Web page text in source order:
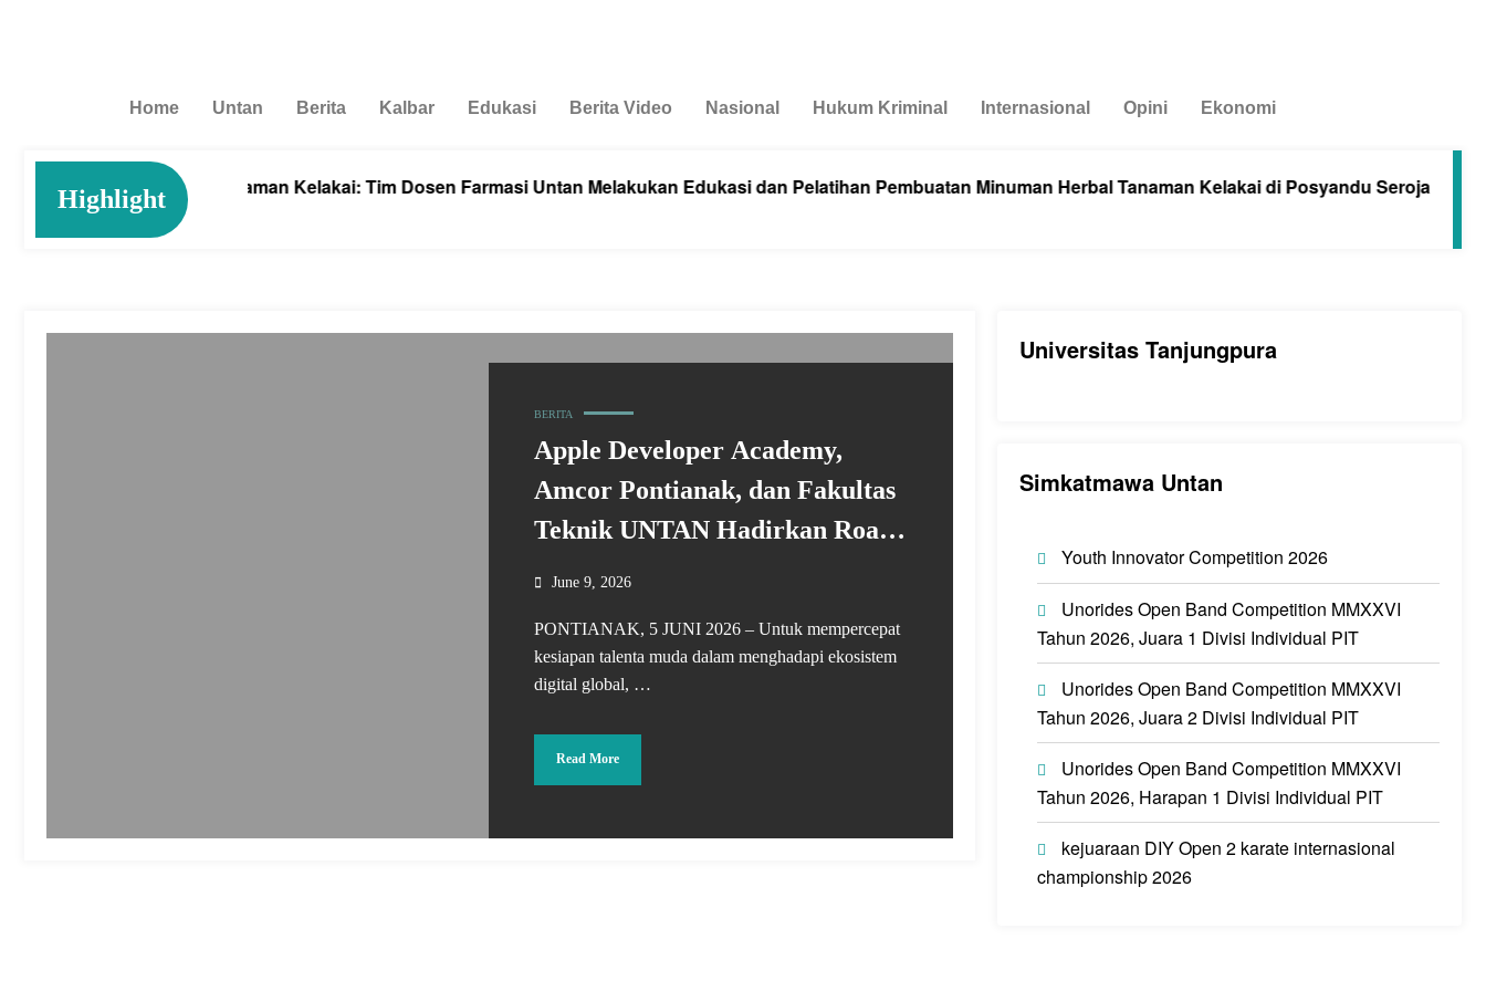
Home Untan Berita Kalbar Edukasi Berita Video Nasional Hukum Kriminal Internasional Opini Ekonomi
Highlight
Anemia dengan Tanaman Kelakai: Tim Dosen Farmasi Untan Melakukan Edukasi dan Pelatihan Pembuatan Minuman Herbal Tanaman Kelakai di Posyandu Seroja Sungai
4, 2026
BERITA
Apple Developer Academy,
Amcor Pontianak, dan Fakultas
Teknik UNTAN Hadirkan Road
Show Digital Skills
June 9, 2026
PONTIANAK, 5 JUNI 2026 – Untuk mempercepat
kesiapan talenta muda dalam menghadapi ekosistem
digital global, …
Read More
Universitas Tanjungpura
Simkatmawa Untan
Youth Innovator Competition 2026
Unorides Open Band Competition MMXXVI
Tahun 2026, Juara 1 Divisi Individual PIT
Unorides Open Band Competition MMXXVI
Tahun 2026, Juara 2 Divisi Individual PIT
Unorides Open Band Competition MMXXVI
Tahun 2026, Harapan 1 Divisi Individual PIT
kejuaraan DIY Open 2 karate internasional
championship 2026